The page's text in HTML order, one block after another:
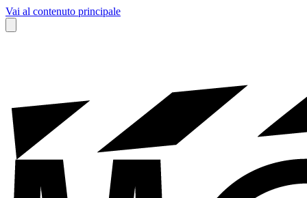
Vai al contenuto principale